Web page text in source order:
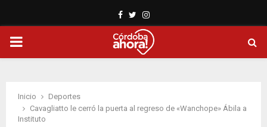
Facebook
TwitterInstagram
PRIMARY
Inicio
Deportes
Cavagliatto le cerró la puerta al regreso de «Wanchope» Ábila a
Instituto